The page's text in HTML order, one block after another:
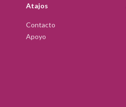
Atajos
Contacto
Apoyo